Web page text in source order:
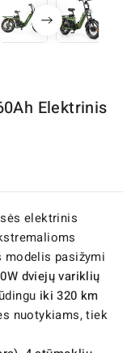
Elektrinis
elektrinis
pasižymi
dviejų variklių
iki 320 km
nuotykiams, tiek